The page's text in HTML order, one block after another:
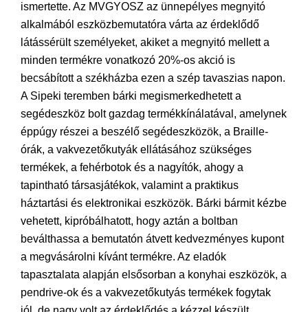
ismertette. Az MVGYOSZ az ünnepélyes megnyitó
alkalmából eszközbemutatóra várta az érdeklődő
látássérült személyeket, akiket a megnyitó mellett a
minden termékre vonatkozó 20%-os akció is
becsábított a székházba ezen a szép tavaszias napon.
A Sipeki teremben bárki megismerkedhetett a
segédeszköz bolt gazdag termékkínálatával, amelynek
éppúgy részei a beszélő segédeszközök, a Braille-
órák, a vakvezetőkutyák ellátásához szükséges
termékek, a fehérbotok és a nagyítók, ahogy a
tapintható társasjátékok, valamint a praktikus
háztartási és elektronikai eszközök. Bárki bármit kézbe
vehetett, kipróbálhatott, hogy aztán a boltban
beválthassa a bemutatón átvett kedvezményes kupont
a megvásárolni kívánt termékre. Az eladók
tapasztalata alapján elsősorban a konyhai eszközök, a
pendrive-ok és a vakvezetőkutyás termékek fogytak